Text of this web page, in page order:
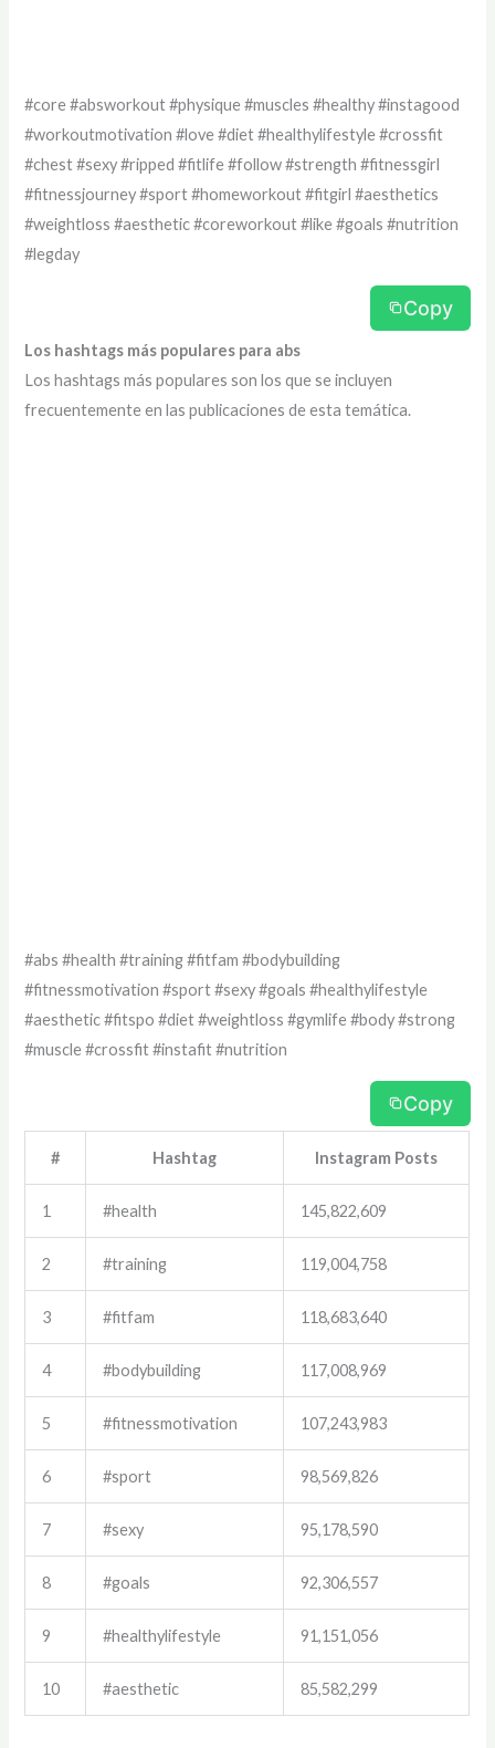
#core #absworkout #physique #muscles #healthy #instagood
#workoutmotivation #love #diet #healthylifestyle #crossfit
#chest #sexy #ripped #fitlife #follow #strength #fitnessgirl
#fitnessjourney #sport #homeworkout #fitgirl #aesthetics
#weightloss #aesthetic #coreworkout #like #goals #nutrition
#legday
Copy
Los hashtags más populares para abs
Los hashtags más populares son los que se incluyen
frecuentemente en las publicaciones de esta temática.
#abs #health #training #fitfam #bodybuilding
#fitnessmotivation #sport #sexy #goals #healthylifestyle
#aesthetic #fitspo #diet #weightloss #gymlife #body #strong
#muscle #crossfit #instafit #nutrition
Copy
# Hashtag Instagram Posts
1 #health 145,822,609
2 #training 119,004,758
3 #fitfam 118,683,640
4 #bodybuilding 117,008,969
5 #fitnessmotivation 107,243,983
6 #sport 98,569,826
7 #sexy 95,178,590
8 #goals 92,306,557
9 #healthylifestyle 91,151,056
10 #aesthetic 85,582,299